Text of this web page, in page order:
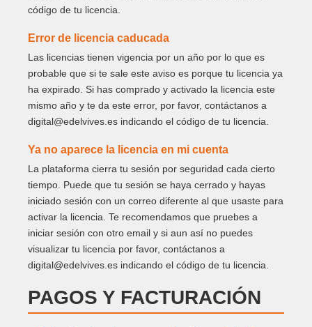
código de tu licencia.
Error de licencia caducada
Las licencias tienen vigencia por un año por lo que es
probable que si te sale este aviso es porque tu licencia ya
ha expirado. Si has comprado y activado la licencia este
mismo año y te da este error, por favor, contáctanos a
digital@edelvives.es indicando el código de tu licencia.
Ya no aparece la licencia en mi cuenta
La plataforma cierra tu sesión por seguridad cada cierto
tiempo. Puede que tu sesión se haya cerrado y hayas
iniciado sesión con un correo diferente al que usaste para
activar la licencia. Te recomendamos que pruebes a
iniciar sesión con otro email y si aun así no puedes
visualizar tu licencia por favor, contáctanos a
digital@edelvives.es indicando el código de tu licencia.
PAGOS Y FACTURACIÓN